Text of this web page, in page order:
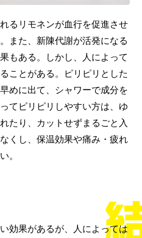
るリモネンが血行を促進させ
また、新陳代謝が活発になる
もある。しかし、人によって
ことがある。ピリピリとした
めに出て、シャワーで成分を
てピリピリしやすい方は、ゆ
たり、カットせずまるごと入
くし、保温効果や痛み・疲れ
。
効果があるが、人によっては